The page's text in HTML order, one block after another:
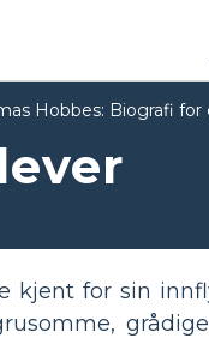
Hobbes: Biografi for
kjent for sin